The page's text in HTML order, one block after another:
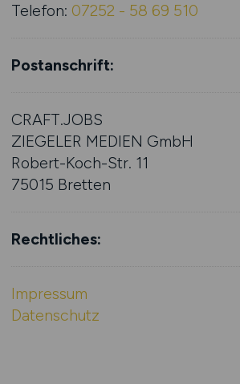
Telefon: 07252 - 58 69 510
Postanschrift:
CRAFT.JOBS
ZIEGELER MEDIEN GmbH
Robert-Koch-Str. 11
75015 Bretten
Rechtliches:
Impressum
Datenschutz